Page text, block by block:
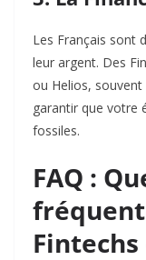
Les Français sont
leur argent. Des
ou Helios,
garantir que votre
fossiles.
FAQ :
Fintechs